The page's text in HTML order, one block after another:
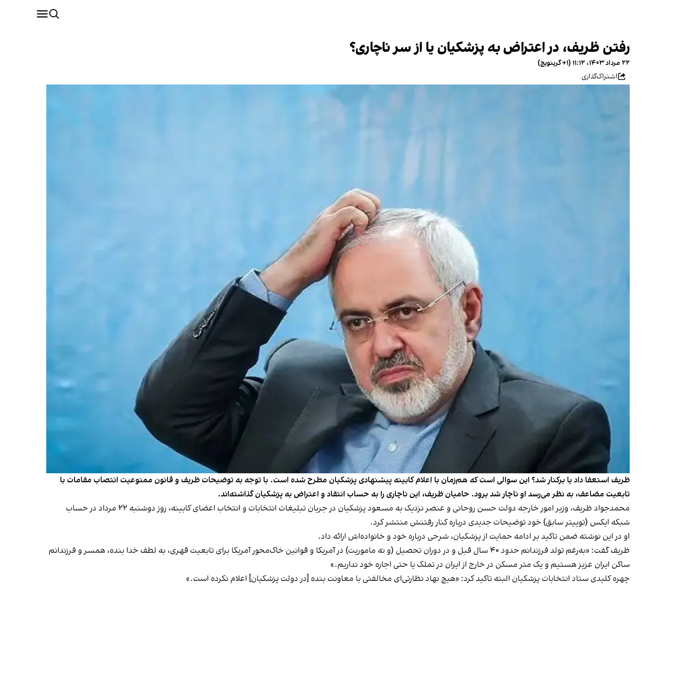
رفتن ظریف، در اعتراض به پزشکیان یا از سر ناچاری؟
۲۲ مرداد ۱۴۰۳، ۱۱:۱۲ (‎+۱ گرینویچ)
اشتراک‌گذاری
ظریف استعفا داد یا برکنار شد؟ این سوالی است که هم‌زمان با اعلام کابینه پیشنهادی پزشکیان مطرح شده است. با توجه به توضیحات ظریف و قانون ممنوعیت انتصاب مقامات با
تابعیت مضاعف، به نظر می‌رسد او ناچار شد برود. حامیان ظریف، این ناچاری را به حساب انتقاد و اعتراض به پزشکیان گذاشته‌اند.
محمدجواد ظریف، وزیر امور خارجه دولت حسن روحانی و عنصر نزدیک به مسعود پزشکیان در جریان تبلیغات انتخابات و انتخاب اعضای کابینه، روز دوشنبه ۲۲ مرداد در حساب
شبکه ایکس (توییتر سابق) خود توضیحات جدیدی درباره کنار رفتنش منتشر کرد.
او در این نوشته ضمن تاکید بر ادامه حمایت از پزشکیان، شرحی درباره خود و خانواده‌اش ارائه داد.
ظریف گفت: «به‌رغم تولد فرزندانم حدود ۴۰ سال قبل و در دوران تحصیل (و نه ماموریت) در آمریکا و قوانین خاک‌محور آمریکا برای تابعیت قهری، به لطف خدا بنده، همسر و فرزندانم
ساکن ایران‌ عزیز هستیم و یک متر مسکن در خارج از ایران در تملک یا حتی اجاره خود نداریم.»
چهره کلیدی ستاد انتخابات پزشکیان البته تاکید کرد: «هیچ نهاد نظارتی‌ای مخالفتی با معاونت بنده [در دولت پزشکیان] اعلام نکرده است.»